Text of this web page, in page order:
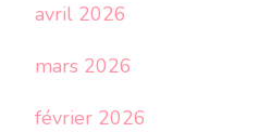
avril 2026
mars 2026
février 2026